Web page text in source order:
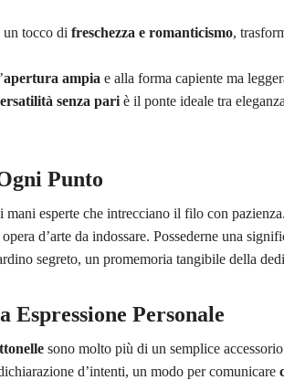
tocco di freschezza e romanticismo,
apertura ampia e alla forma capiente ma
senza pariè il ponte ideale tra
Punto
mani esperte che intrecciano il filo con
d’arte da indossare. Possederne una
segreto, un promemoria tangibile della
Personale
sono molto più di un semplice
d’intenti, un modo per comunicare